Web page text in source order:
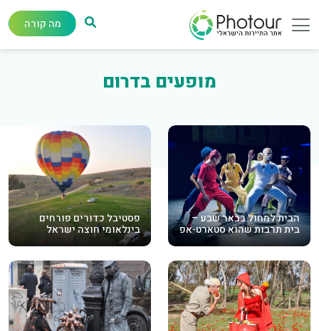
מה קורה
מופעים בדרום
הבית למחול בבאר שבע –
בית תרבות שהוא סטארט-אפ
פסטיבל כדורים פורחים
בינלאומי חוצה ישראל